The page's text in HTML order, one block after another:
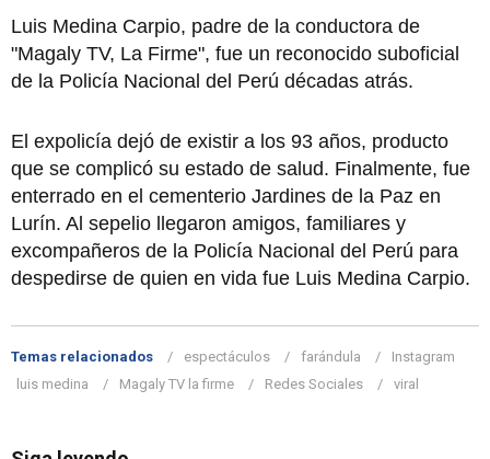
Luis Medina Carpio, padre de la conductora de
"Magaly TV, La Firme", fue un reconocido suboficial
de la Policía Nacional del Perú décadas atrás.
El expolicía dejó de existir a los 93 años, producto
que se complicó su estado de salud. Finalmente, fue
enterrado en el cementerio Jardines de la Paz en
Lurín. Al sepelio llegaron amigos, familiares y
excompañeros de la Policía Nacional del Perú para
despedirse de quien en vida fue Luis Medina Carpio.
Temas relacionados espectáculos farándula
Instagram
luis medina
Magaly TV la firme Redes Sociales viral